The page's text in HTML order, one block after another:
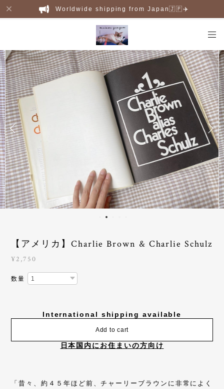
Worldwide shipping from Japan🇯🇵✈️
【アメリカ】Charlie Brown & Charlie Schulz
¥2,750
数量
International shipping available
Add to cart
日本国内にお住まいの方向け
「昔々、約４５年ほど前、チャーリーブラウンに非常によく